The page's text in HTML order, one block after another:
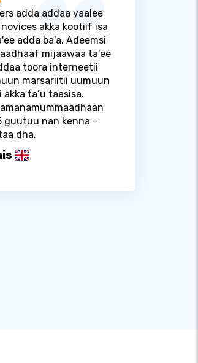
adda addaa yaalee
novices akka kootiif isa
adda ba'a. Adeemsi
mijaawaa ta’ee
toora interneetii
marsariitii uumuun
ta’u taasisa.
guutuu nan kenna -
dha.